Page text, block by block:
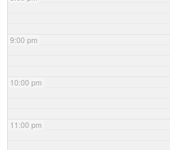
9:00 pm
10:00 pm
11:00 pm